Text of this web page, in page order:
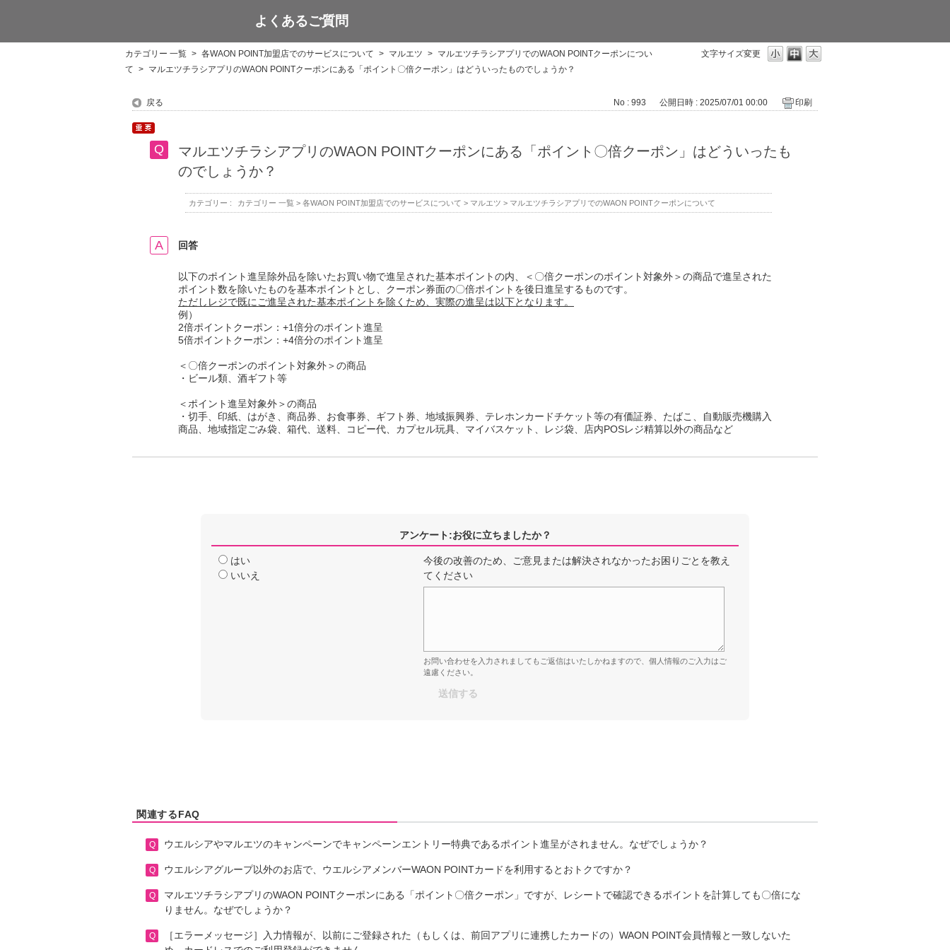
WAON POINT
よくあるご質問
文字サイズ変更
カテゴリー 一覧 > 各WAON POINT加盟店でのサービスについて > マルエツ > マルエツチラシアプリでのWAON POINTクーポンについ
て > マルエツチラシアプリのWAON POINTクーポンにある「ポイント〇倍クーポン」はどういったものでしょうか？
戻る No : 993 公開日時 : 2025/07/01 00:00 印刷
マルエツチラシアプリのWAON POINTクーポンにある「ポイント〇倍クーポン」はどういったも
のでしょうか？
カテゴリー : カテゴリー 一覧 > 各WAON POINT加盟店でのサービスについて > マルエツ > マルエツチラシアプリでのWAON POINTクーポンについて
回答
以下のポイント進呈除外品を除いたお買い物で進呈された基本ポイントの内、＜〇倍クーポンのポイント対象外＞の商品で進呈された
ポイント数を除いたものを基本ポイントとし、クーポン券面の〇倍ポイントを後日進呈するものです。
ただしレジで既にご進呈された基本ポイントを除くため、実際の進呈は以下となります。
例）
2倍ポイントクーポン：+1倍分のポイント進呈
5倍ポイントクーポン：+4倍分のポイント進呈
＜〇倍クーポンのポイント対象外＞の商品
・ビール類、酒ギフト等
＜ポイント進呈対象外＞の商品
・切手、印紙、はがき、商品券、お食事券、ギフト券、地域振興券、テレホンカードチケット等の有価証券、たばこ、自動販売機購入
商品、地域指定ごみ袋、箱代、送料、コピー代、カプセル玩具、マイバスケット、レジ袋、店内POSレジ精算以外の商品など
アンケート:お役に立ちましたか？
はい
いいえ
今後の改善のため、ご意見または解決されなかったお困りごとを教え
てください
お問い合わせを入力されましてもご返信はいたしかねますので、個人情報のご入力はご
遠慮ください。
関連するFAQ
ウエルシアやマルエツのキャンペーンでキャンペーンエントリー特典であるポイント進呈がされません。なぜでしょうか？
ウエルシアグループ以外のお店で、ウエルシアメンバーWAON POINTカードを利用するとおトクですか？
マルエツチラシアプリのWAON POINTクーポンにある「ポイント〇倍クーポン」ですが、レシートで確認できるポイントを計算しても〇倍にな
りません。なぜでしょうか？
［エラーメッセージ］入力情報が、以前にご登録された（もしくは、前回アプリに連携したカードの）WAON POINT会員情報と一致しないた